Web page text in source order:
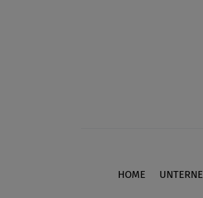
Footer
HOME